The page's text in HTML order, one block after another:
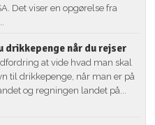
Det viser en opgørelse fra
drikkepenge når du rejser
at vide hvad man skal
til drikkepenge, når man er på
og regningen landet på...